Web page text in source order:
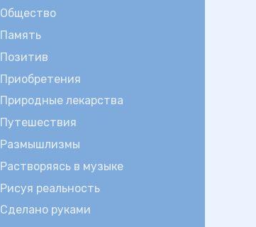
Общество
Память
Позитив
Приобретения
Природные лекарства
Путешествия
Размышлизмы
Растворяясь в музыке
Рисуя реальность
Сделано руками